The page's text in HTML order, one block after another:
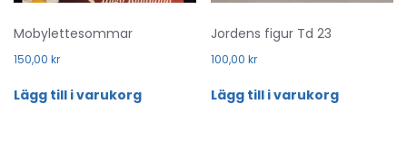
Mobylettesommar
150,00 kr
Lägg till i varukorg
Jordens figur Td 23
100,00kr
Lägg till i varukorg